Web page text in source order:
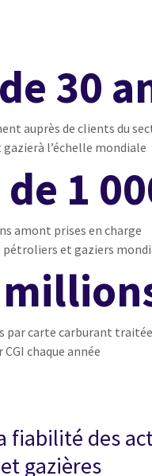
30
auprès de clients du
l’échelle mondiale
1
amont prises en charge
pétroliers et gaziers
par carte carburant
CGI chaque année
fiabilité des
gazières